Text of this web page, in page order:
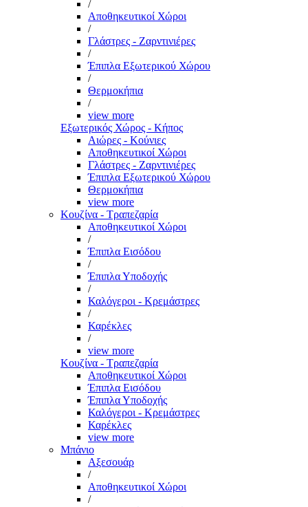
/
Αποθηκευτικοί Χώροι
/
Γλάστρες - Ζαρντινιέρες
/
Έπιπλα Εξωτερικού Χώρου
/
Θερμοκήπια
/
view more
Εξωτερικός Χώρος - Κήπος
Αιώρες - Κούνιες
Αποθηκευτικοί Χώροι
Γλάστρες - Ζαρντινιέρες
Έπιπλα Εξωτερικού Χώρου
Θερμοκήπια
view more
Κουζίνα - Τραπεζαρία
Αποθηκευτικοί Χώροι
/
Έπιπλα Εισόδου
/
Έπιπλα Υποδοχής
/
Καλόγεροι - Κρεμάστρες
/
Καρέκλες
/
view more
Κουζίνα - Τραπεζαρία
Αποθηκευτικοί Χώροι
Έπιπλα Εισόδου
Έπιπλα Υποδοχής
Καλόγεροι - Κρεμάστρες
Καρέκλες
view more
Μπάνιο
Αξεσουάρ
/
Αποθηκευτικοί Χώροι
/